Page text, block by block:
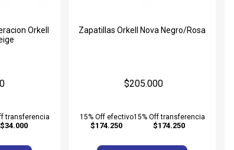
Orkell
transferencia
$34.000
Zapatillas Orkell Nova Negro/Rosa
$205.000
15% Off efectivo
$174.250
15% Off transferencia
$174.250